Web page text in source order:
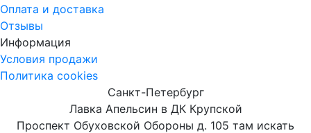
Оплата и доставка
Отзывы
Информация
Условия продажи
Политика cookies
Санкт-Петербург
Лавка Апельсин в ДК Крупской
Проспект Обуховской Обороны д. 105 там искать